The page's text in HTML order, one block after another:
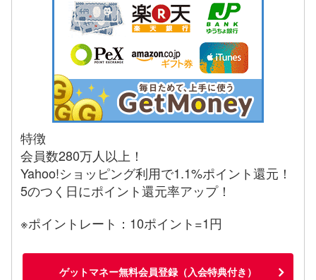
特徴
会員数280万人以上！
Yahoo!ショッピング利用で1.1%ポイント還元！
5のつく日にポイント還元率アップ！
※ポイントレート：10ポイント=1円
ゲットマネー無料会員登録（入会特典付き）